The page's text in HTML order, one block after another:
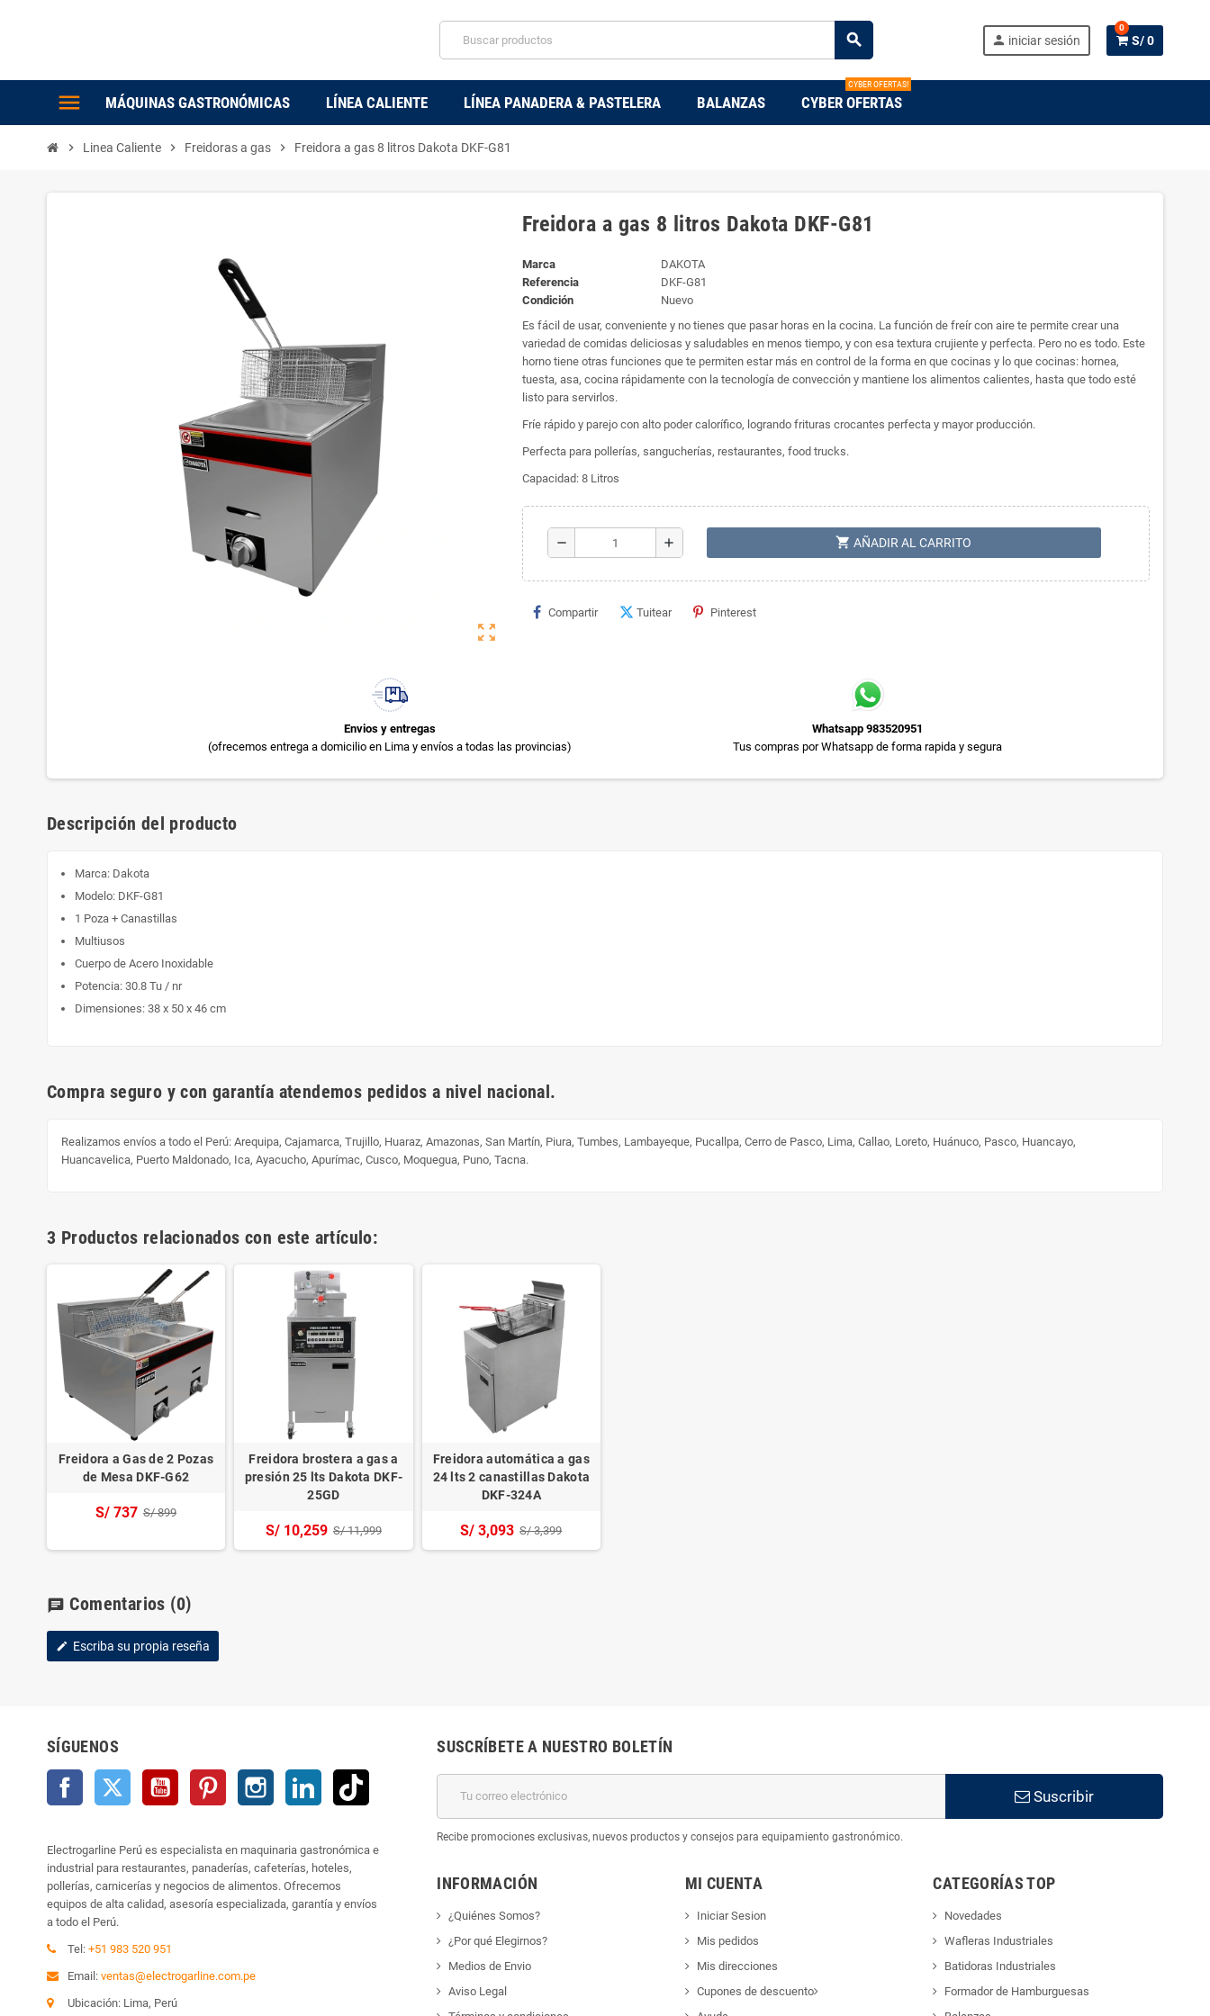
search person iniciar sesión
0
S/ 0
menu MÁQUINAS GASTRONÓMICAS LÍNEA CALIENTE LÍNEA PANADERA & PASTELERA BALANZAS CYBER OFERTAS
CYBER OFERTAS!
chevron_right Linea Caliente chevron_right Freidoras a gas chevron_right Freidora a gas 8 litros Dakota DKF-G81
zoom_out_map
Freidora a gas 8 litros Dakota DKF-G81
Marca
DAKOTA
Referencia
DKF-G81
Condición
Nuevo
Es fácil de usar, conveniente y no tienes que pasar horas en la cocina. La función de freír con aire te permite crear una
variedad de comidas deliciosas y saludables en menos tiempo, y con esa textura crujiente y perfecta. Pero no es todo. Este
horno tiene otras funciones que te permiten estar más en control de la forma en que cocinas y lo que cocinas: hornea,
tuesta, asa, cocina rápidamente con la tecnología de convección y mantiene los alimentos calientes, hasta que todo esté
listo para servirlos.
Fríe rápido y parejo con alto poder calorífico, logrando frituras crocantes perfecta y mayor producción.
Perfecta para pollerías, sangucherías, restaurantes, food trucks.
Capacidad: 8 Litros
remove add shopping_cart AÑADIR AL CARRITO
Compartir Tuitear Pinterest
Envios y entregas
(ofrecemos entrega a domicilio en Lima y envíos a todas las provincias)
Whatsapp 983520951
Tus compras por Whatsapp de forma rapida y segura
Descripción del producto
Marca: Dakota
Modelo: DKF-G81
1 Poza + Canastillas
Multiusos
Cuerpo de Acero Inoxidable
Potencia: 30.8 Tu / nr
Dimensiones: 38 x 50 x 46 cm
Compra seguro y con garantía atendemos pedidos a nivel nacional.
Realizamos envíos a todo el Perú: Arequipa, Cajamarca, Trujillo, Huaraz, Amazonas, San Martín, Piura, Tumbes, Lambayeque, Pucallpa, Cerro de Pasco, Lima, Callao, Loreto, Huánuco, Pasco, Huancayo,
Huancavelica, Puerto Maldonado, Ica, Ayacucho, Apurímac, Cusco, Moquegua, Puno, Tacna.
3 Productos relacionados con este artículo:
Freidora a Gas de 2 Pozas
de Mesa DKF-G62
S/ 737 S/ 899
Freidora brostera a gas a
presión 25 lts Dakota DKF-
25GD
S/ 10,259 S/ 11,999
Freidora automática a gas
24 lts 2 canastillas Dakota
DKF-324A
S/ 3,093 S/ 3,399
chat Comentarios (0)
edit Escriba su propia reseña
SÍGUENOS
Facebook Twitter YouTube Pinterest Instagram LinkedIn
Electrogarline Perú es especialista en maquinaria gastronómica e
industrial para restaurantes, panaderías, cafeterías, hoteles,
pollerías, carnicerías y negocios de alimentos. Ofrecemos
equipos de alta calidad, asesoría especializada, garantía y envíos
a todo el Perú.
Tel: +51 983 520 951
Email: ventas@electrogarline.com.pe
Ubicación: Lima, Perú
SUSCRÍBETE A NUESTRO BOLETÍN
Suscribir
Recibe promociones exclusivas, nuevos productos y consejos para equipamiento gastronómico.
INFORMACIÓN
¿Quiénes Somos?
¿Por qué Elegirnos?
Medios de Envio
Aviso Legal
MI CUENTA
Iniciar Sesion
Mis pedidos
Mis direcciones
Cupones de descuento
CATEGORÍAS TOP
Novedades
Wafleras Industriales
Batidoras Industriales
Formador de Hamburguesas